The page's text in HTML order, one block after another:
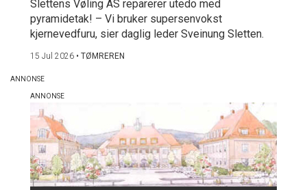
Slettens Vøling AS reparerer utedo med
pyramidetak! – Vi bruker supersenvokst
kjernevedfuru, sier daglig leder Sveinung Sletten.
15 Jul 2026 • TØMREREN